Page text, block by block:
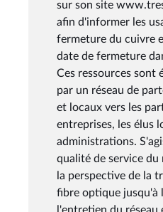
sur son site
afin d'informer les
fermeture du cuivre
date de fermeture
Ces ressources sont
par un réseau de
et locaux vers les
entreprises, les élus
administrations.
qualité de service du
la perspective de la
fibre optique jusqu'à
l'entretien du réseau